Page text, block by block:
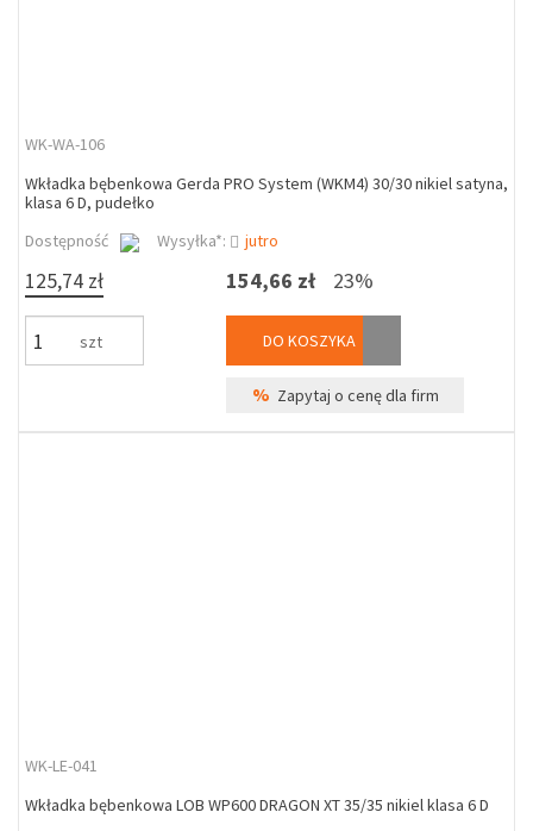
WK-WA-106
Wkładka bębenkowa Gerda PRO System (WKM4) 30/30 nikiel satyna,
klasa 6 D, pudełko
Dostępność
Wysyłka*: jutro
125,74 zł
szt
154,66 zł 23%
DO KOSZYKA
% Zapytaj o cenę dla firm
WK-LE-041
Wkładka bębenkowa LOB WP600 DRAGON XT 35/35 nikiel klasa 6 D